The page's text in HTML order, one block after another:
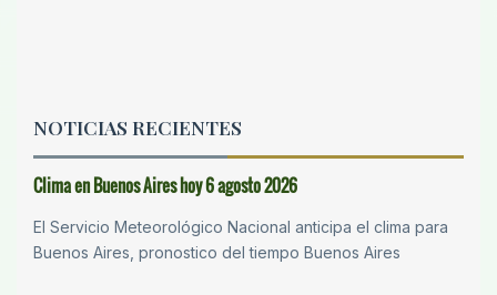
NOTICIAS RECIENTES
Clima en Buenos Aires hoy 6 agosto 2026
El Servicio Meteorológico Nacional anticipa el clima para
Buenos Aires, pronostico del tiempo Buenos Aires